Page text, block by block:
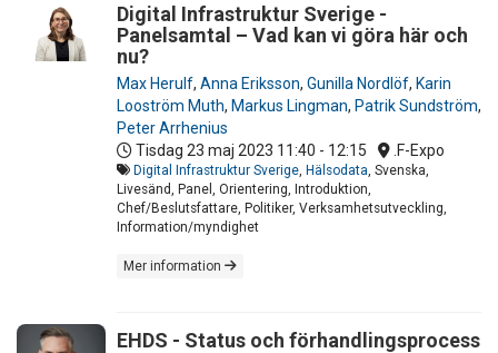
Digital Infrastruktur Sverige -
Panelsamtal – Vad kan vi göra här och
nu?
Max Herulf, Anna Eriksson, Gunilla Nordlöf, Karin
Looström Muth, Markus Lingman, Patrik Sundström,
Peter Arrhenius
Tisdag 23 maj 2023 11:40 - 12:15 .F-Expo
Digital Infrastruktur Sverige Hälsodata , Svenska,
Livesänd, Panel, Orientering, Introduktion,
Chef/Beslutsfattare, Politiker, Verksamhetsutveckling,
Information/myndighet
Mer information
EHDS - Status och förhandlingsprocess